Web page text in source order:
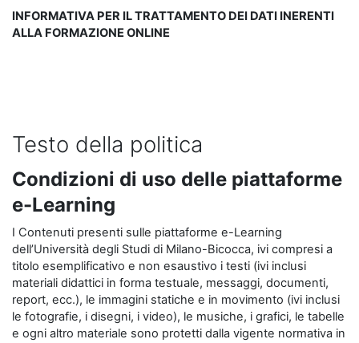
INFORMATIVA PER IL TRATTAMENTO DEI DATI INERENTI
ALLA FORMAZIONE ONLINE
Testo della politica
Condizioni di uso delle piattaforme
e-Learning
I Contenuti presenti sulle piattaforme e-Learning
dell’Università degli Studi di Milano-Bicocca, ivi compresi a
titolo esemplificativo e non esaustivo i testi (ivi inclusi
materiali didattici in forma testuale, messaggi, documenti,
report, ecc.), le immagini statiche e in movimento (ivi inclusi
le fotografie, i disegni, i video), le musiche, i grafici, le tabelle
e ogni altro materiale sono protetti dalla vigente normativa in